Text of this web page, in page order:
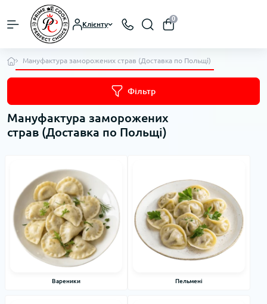
Клієнту
0
Мануфактура заморожених страв (Доставка по Польщі)
Фільтр
Мануфактура заморожених
страв (Доставка по Польщі)
Вареники Пельмені